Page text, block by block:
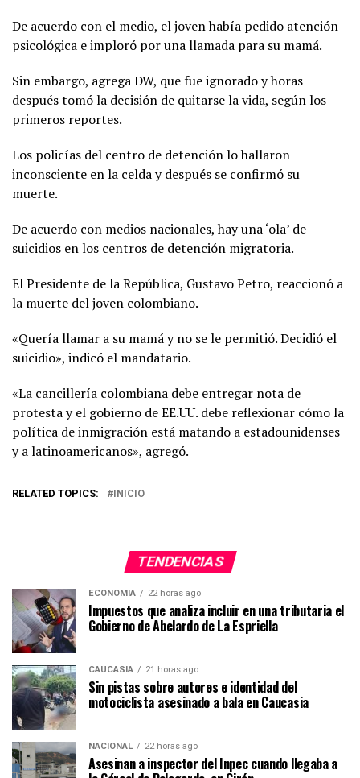
De acuerdo con el medio, el joven había pedido atención
psicológica e imploró por una llamada para su mamá.
Sin embargo, agrega DW, que fue ignorado y horas
después tomó la decisión de quitarse la vida, según los
primeros reportes.
Los policías del centro de detención lo hallaron
inconsciente en la celda y después se confirmó su
muerte.
De acuerdo con medios nacionales, hay una ‘ola’ de
suicidios en los centros de detención migratoria.
El Presidente de la República, Gustavo Petro, reaccionó a
la muerte del joven colombiano.
«Quería llamar a su mamá y no se le permitió. Decidió el
suicidio», indicó el mandatario.
«La cancillería colombiana debe entregar nota de
protesta y el gobierno de EE.UU. debe reflexionar cómo la
política de inmigración está matando a estadounidenses
y a latinoamericanos», agregó.
RELATED TOPICS: INICIO
TENDENCIAS
ECONOMIA 22 horas ago
Impuestos que analiza incluir en una tributaria el
Gobierno de Abelardo de La Espriella
CAUCASIA 21 horas ago
Sin pistas sobre autores e identidad del
motociclista asesinado a bala en Caucasia
NACIONAL 22 horas ago
Asesinan a inspector del Inpec cuando llegaba a